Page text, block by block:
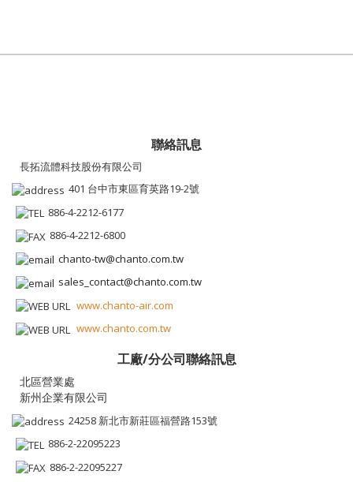
聯絡訊息
長拓流體科技股份有限公司
401 台中市東區育英路19-2號
886-4-2212-6177
886-4-2212-6800
chanto-tw@chanto.com.tw
sales_contact@chanto.com.tw
www.chanto-air.com
www.chanto.com.tw
工廠/分公司聯絡訊息
新州企業有限公司
24258 新北市新莊區福營路153號
886-2-22095223
886-2-22095227